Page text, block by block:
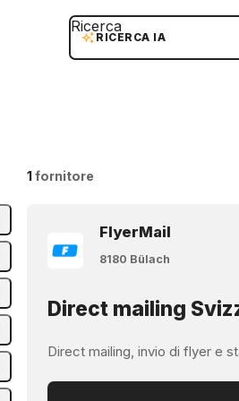
RICERCA IA
Ricerca
1fornitore
FlyerMail
8180 Bülach
Direct mailing
Direct mailing, invio di flyer e